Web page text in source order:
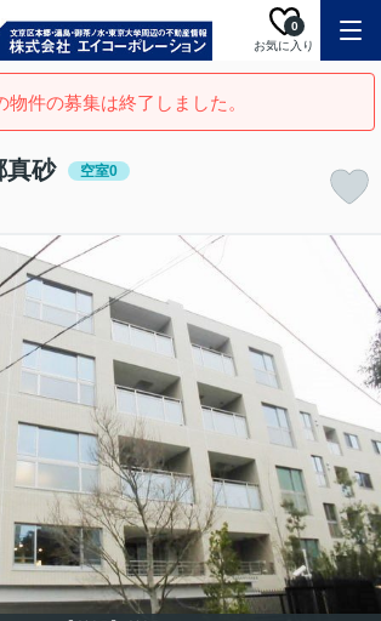
お気に入り
0
物件の募集は終了しました。
真砂 空室0